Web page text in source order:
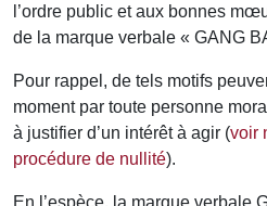
l’ordre public et aux bonnes
de la marque verbale « GANG
Pour rappel, de tels motifs
moment par toute personne
à justifier d’un intérêt à agir (voir
procédure de nullité).
En l’espèce, la marque verbale